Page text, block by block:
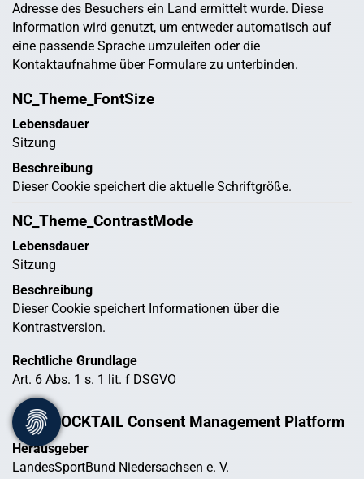
Adresse des Besuchers ein Land ermittelt wurde. Diese
Information wird genutzt, um entweder automatisch auf
eine passende Sprache umzuleiten oder die
Kontaktaufnahme über Formulare zu unterbinden.
NC_Theme_FontSize
Lebensdauer
Sitzung
Beschreibung
Dieser Cookie speichert die aktuelle Schriftgröße.
NC_Theme_ContrastMode
Lebensdauer
Sitzung
Beschreibung
Dieser Cookie speichert Informationen über die
Kontrastversion.
Rechtliche Grundlage
Art. 6 Abs. 1 s. 1 lit. f DSGVO
NETZCOCKTAIL Consent Management Platform
Herausgeber
LandesSportBund Niedersachsen e. V.